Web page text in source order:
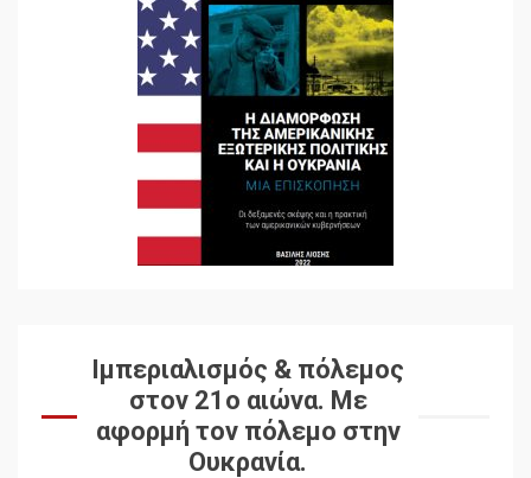
Ιμπεριαλισμός & πόλεμος
στον 21ο αιώνα. Mε
αφορμή τον πόλεμο στην
Ουκρανία.